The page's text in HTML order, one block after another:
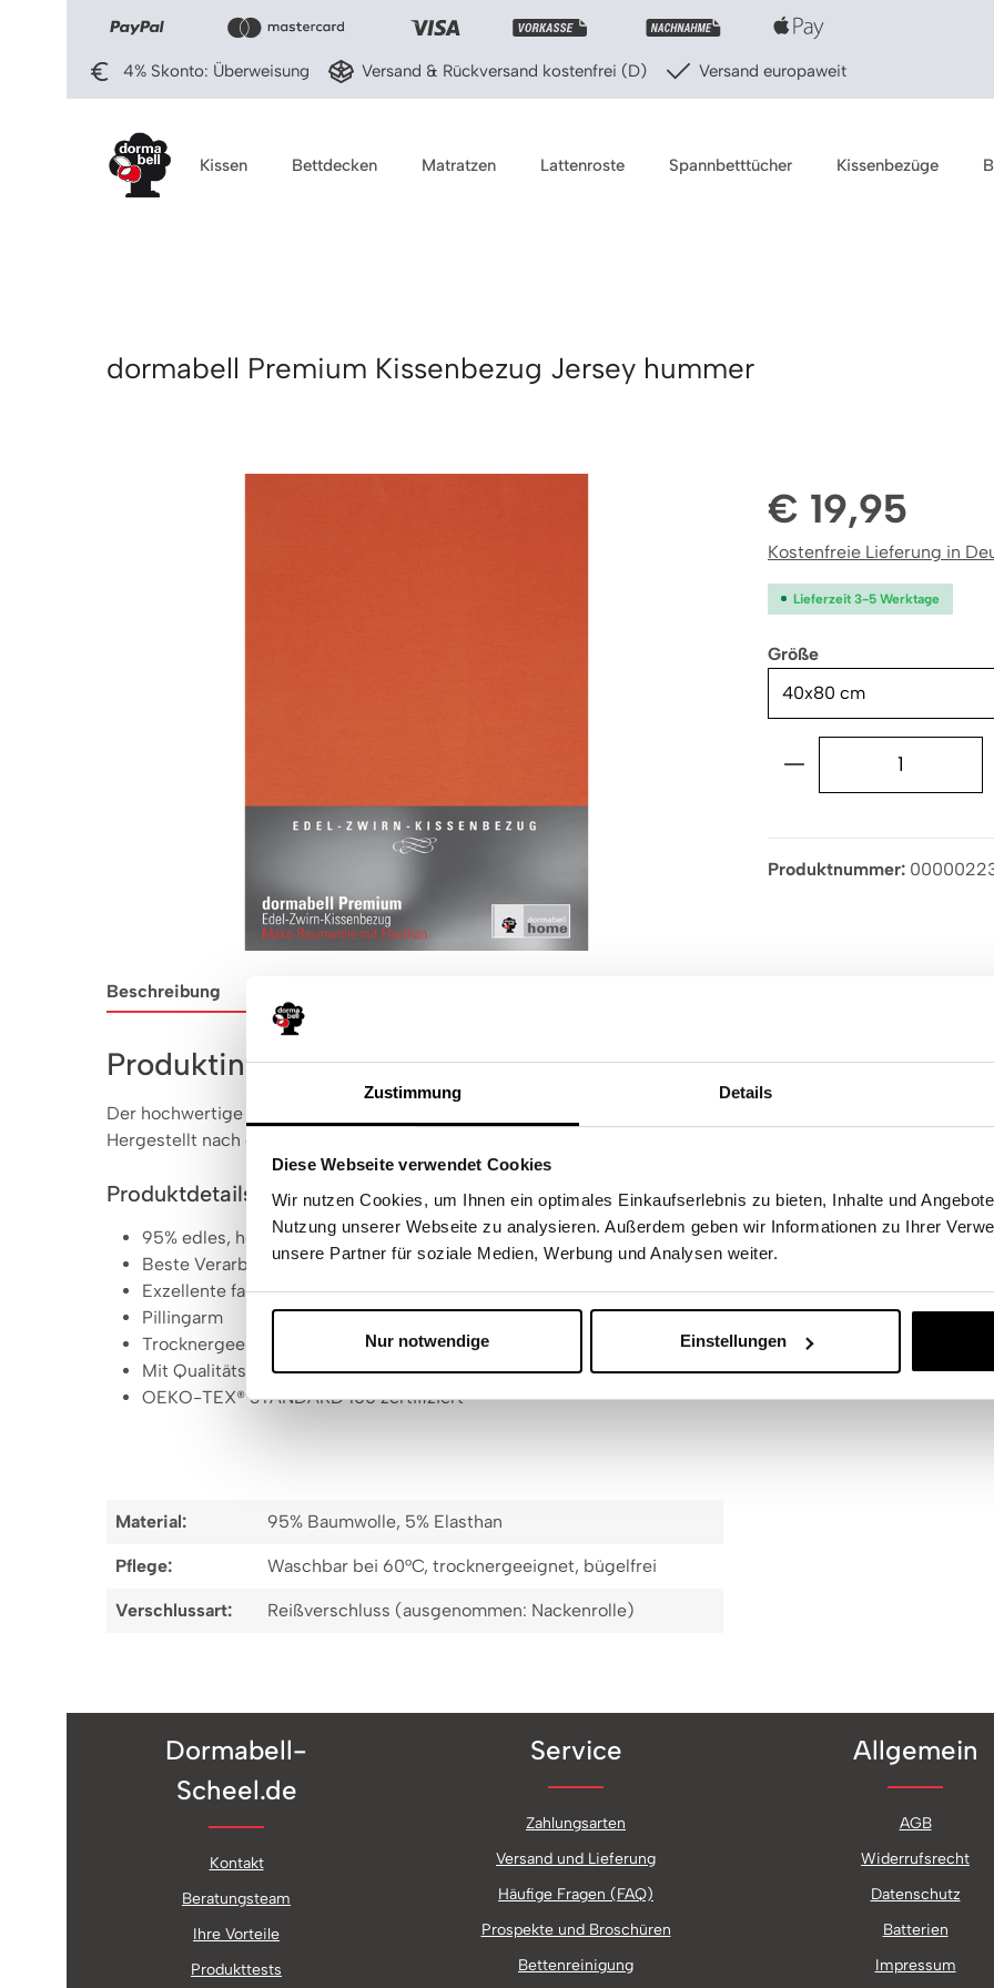
Zustimmung Details
Diese Webseite verwendet Cookies
Wir nutzen Cookies, um Ihnen ein optimales Einkaufserlebnis zu bieten, Inhalte und
Nutzung unserer Webseite zu analysieren. Außerdem geben wir Informationen zu Ihrer
unsere Partner für soziale Medien, Werbung und Analysen weiter.
Nur notwendige Einstellungen
Zur Hauptnavigation springen
4% Skonto: Überweisung Versand & Rückversand kostenfrei (D) Versand europaweit
Kissen Bettdecken Matratzen Lattenroste Spannbetttücher Kissenbezüge
dormabell Premium Kissenbezug Jersey hummer
€ 19,95
Kostenfreie Lieferung in
Lieferzeit 3-5 Werktage
Größeauswählen
Produkt Anzahl:
Produktnummer:
Beschreibung
Produktinformationen "dormabell Premium Kissenbezug
Der hochwertige dormabell Premium Jersey-Kissenbezug in der Farbe Hummer besteht aus 95% edlem
Hergestellt nach den hohen dormabell Qualitätsrichtlinien. Ideal kombinierbar mit den gleichfarbigen
Produktdetails
95% edles, hochwertiges Baumwoll-Zwirngarn und 5% feinstes Elasthangarn
Beste Verarbeitung, besonders strapazierfähig
Exzellente faltenfreie Passform, formbeständig
Pillingarm
Trocknergeeignet, bügelfrei
Mit Qualitäts-Reißverschluss (Ausnahme: Nackenrollenbezug)
OEKO-TEX® STANDARD 100 zertifiziert
Material: 95% Baumwolle, 5% Elasthan
Pflege: Waschbar bei 60°C, trocknergeeignet, bügelfrei
Verschlussart: Reißverschluss (ausgenommen: Nackenrolle)
Dormabell-
Scheel.de
Kontakt
Beratungsteam
Ihre Vorteile
Produkttests
Service
Zahlungsarten
Versand und Lieferung
Häufige Fragen (FAQ)
Prospekte und Broschüren
Bettenreinigung
Allgemein
AGB
Widerrufsrecht
Datenschutz
Batterien
Impressum